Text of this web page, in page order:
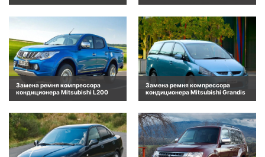
Замена ремня компрессора
кондиционера Mitsubishi L200
Замена ремня компрессора
кондиционера Mitsubishi Grandis